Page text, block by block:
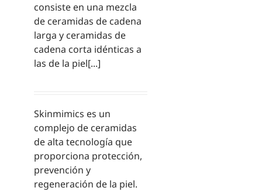
consiste en una mezcla
de ceramidas de cadena
larga y ceramidas de
cadena corta idénticas a
las de la piel[...]
Skinmimics es un
complejo de ceramidas
de alta tecnología que
proporciona protección,
prevención y
regeneración de la piel.